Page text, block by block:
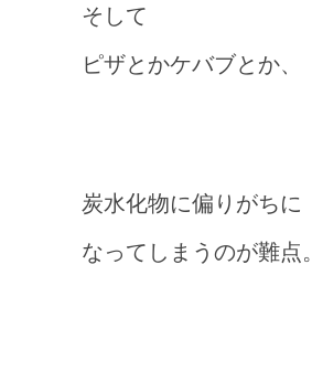
そして
ピザとかケバブとか、
炭水化物に偏りがちに
なってしまうのが難点。